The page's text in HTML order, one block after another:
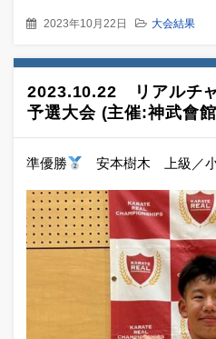
2023年10月22日 大会結果
2023.10.22 リアルチ
予選大会 (主催:神武會
準優勝 安本樹木 上級／小